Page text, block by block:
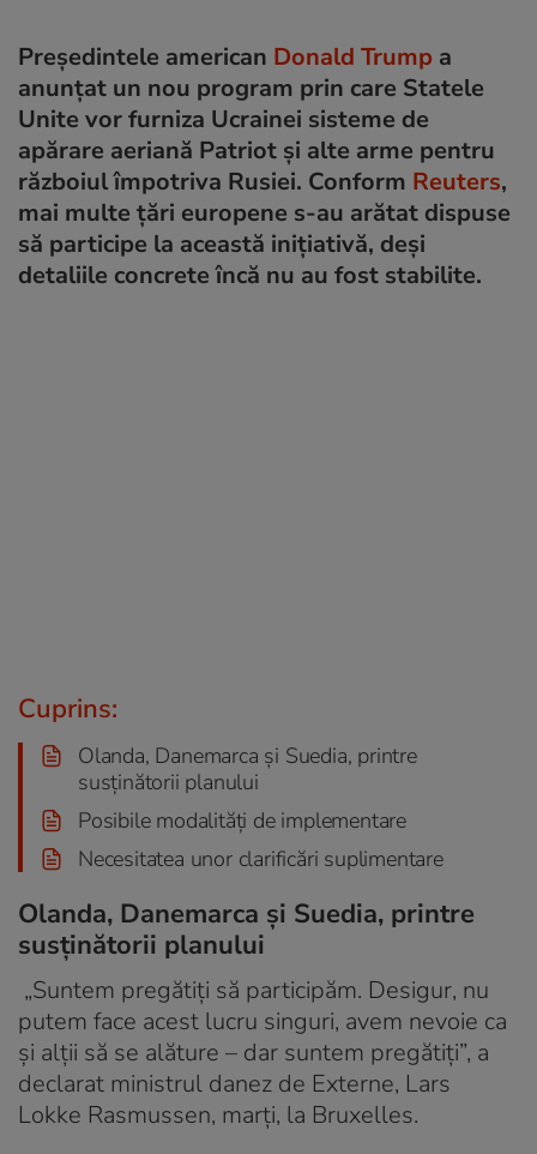
Președintele american Donald Trump a
anunțat un nou program prin care Statele
Unite vor furniza Ucrainei sisteme de
apărare aeriană Patriot și alte arme pentru
războiul împotriva Rusiei. Conform Reuters,
mai multe țări europene s-au arătat dispuse
să participe la această inițiativă, deși
detaliile concrete încă nu au fost stabilite.
Cuprins:
Olanda, Danemarca și Suedia, printre
susținătorii planului
Posibile modalități de implementare
Necesitatea unor clarificări suplimentare
Olanda, Danemarca și Suedia, printre
susținătorii planului
„Suntem pregătiți să participăm. Desigur, nu
putem face acest lucru singuri, avem nevoie ca
și alții să se alăture – dar suntem pregătiți”, a
declarat ministrul danez de Externe, Lars
Lokke Rasmussen, marți, la Bruxelles.